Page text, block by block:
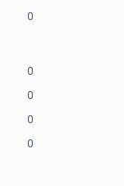
0
0
0
0
0